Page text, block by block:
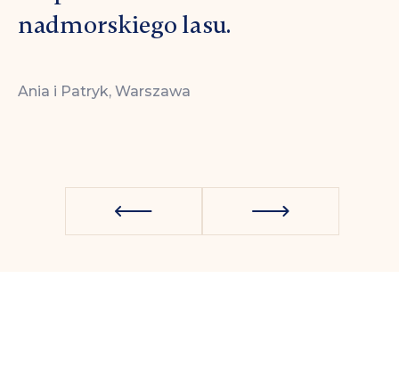
nadmorskiego lasu.
Ania i Patryk, Warszawa